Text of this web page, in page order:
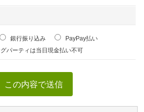
銀行振り込み
PayPay払い
パーティは当日現金払い不可